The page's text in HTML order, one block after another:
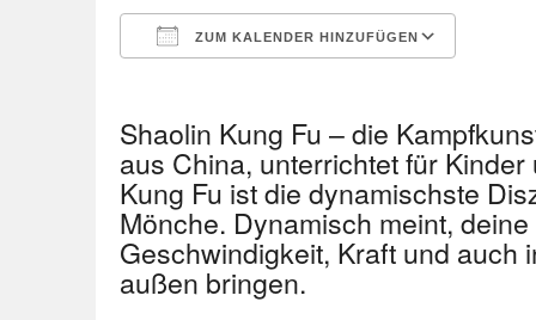
ZUM KALENDER HINZUFÜGEN
Shaolin Kung Fu – die
aus China, unterrichtet für
Kung Fu ist die dynamischste
Mönche. Dynamisch meint,
Geschwindigkeit, Kraft und auch
außen bringen.